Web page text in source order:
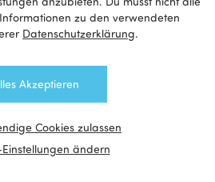
zu den verwendeten
Datenschutzerklärung.
Akzeptieren
Cookies zulassen
ändern